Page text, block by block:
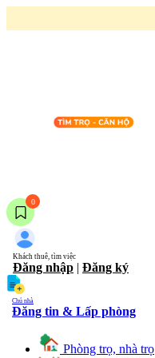
0
Khách thuê, tìm việc
Đăng nhập | Đăng ký
Chủ nhà
Đăng tin & Lấp phòng
Phòng trọ, nhà trọ